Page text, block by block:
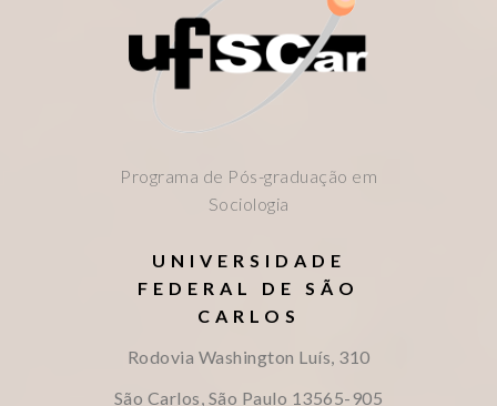
Programa de Pós-graduação em
Sociologia
UNIVERSIDADE
FEDERAL DE SÃO
CARLOS
Rodovia Washington Luís, 310
São Carlos, São Paulo 13565-905